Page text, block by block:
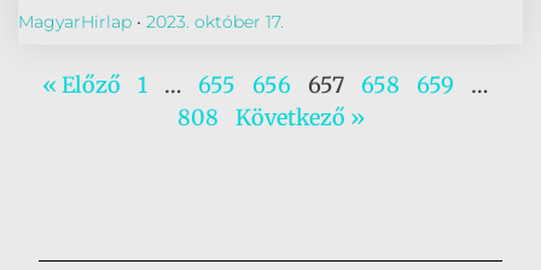
MagyarHirlap 2023. október 17.
« Előző 1 … 655 656 657 658 659
…
808
Következő »